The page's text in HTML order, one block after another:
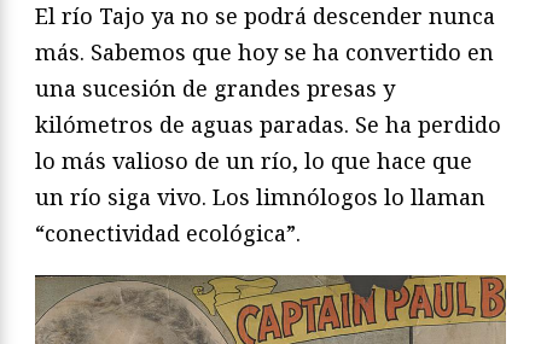
El río Tajo ya no se podrá descender nunca
más. Sabemos que hoy se ha convertido en
una sucesión de grandes presas y
kilómetros de aguas paradas. Se ha perdido
lo más valioso de un río, lo que hace que
un río siga vivo. Los limnólogos lo llaman
“conectividad ecológica”.